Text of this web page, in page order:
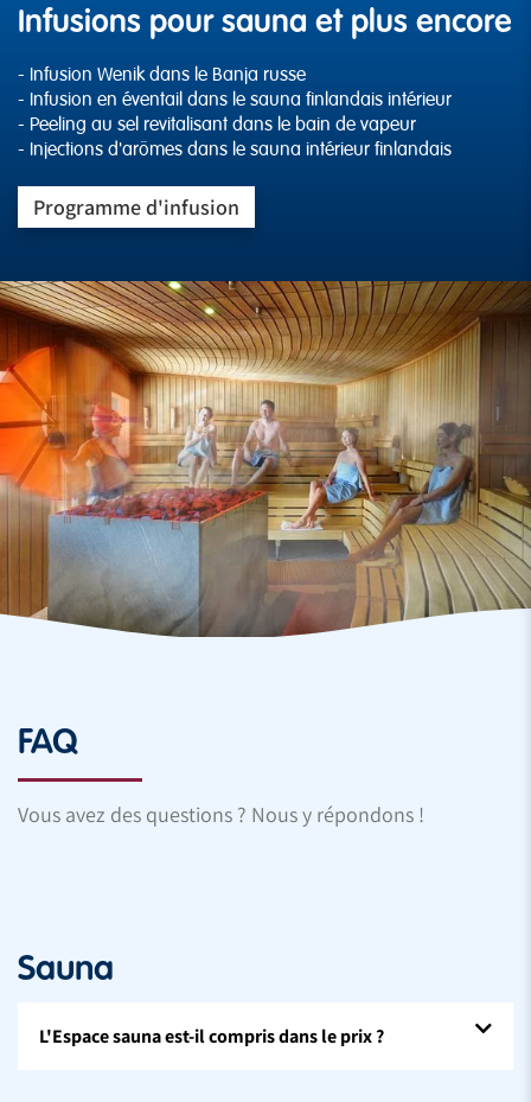
Infusions pour sauna et plus encore
- Infusion Wenik dans le Banja russe
- Infusion en éventail dans le sauna finlandais intérieur
- Peeling au sel revitalisant dans le bain de vapeur
- Injections d'arômes dans le sauna intérieur finlandais
Programme d'infusion
FAQ
Vous avez des questions ? Nous y répondons !
Sauna
L'Espace sauna est-il compris dans le prix ?